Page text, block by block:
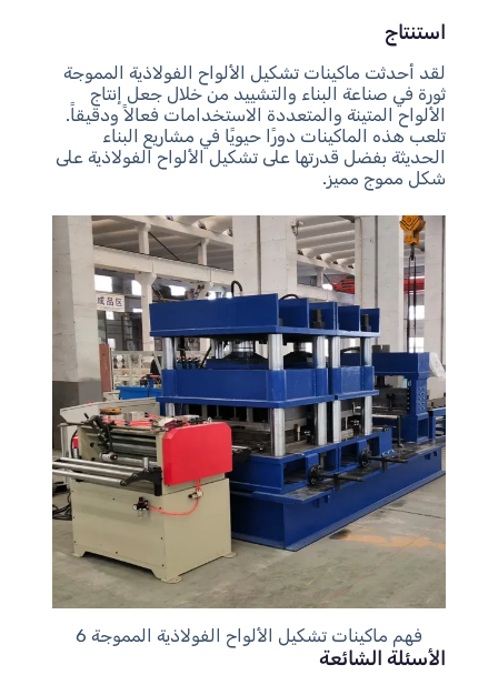
استنتاج
لقد أحدثت ماكينات تشكيل الألواح الفولاذية المموجة
ثورة في صناعة البناء والتشييد من خلال جعل إنتاج
الألواح المتينة والمتعددة الاستخدامات فعالاً ودقيقاً.
تلعب هذه الماكينات دورًا حيويًا في مشاريع البناء
الحديثة بفضل قدرتها على تشكيل الألواح الفولاذية على
شكل مموج مميز.
فهم ماكينات تشكيل الألواح الفولاذية المموجة 6
الأسئلة الشائعة